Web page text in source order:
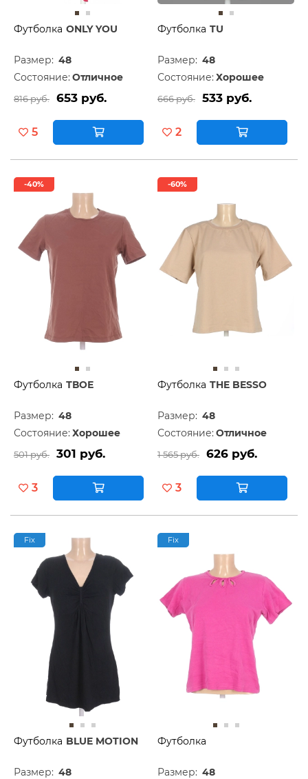
Футболка ONLY YOU
Размер: 48
Состояние: Отличное
816 руб. 653 руб.
5
Футболка TU
Размер: 48
Состояние: Хорошее
666 руб. 533 руб.
2
-40%
Футболка ТВОЕ
Размер: 48
Состояние: Хорошее
501 руб. 301 руб.
3
-60%
Футболка THE BESSO
Размер: 48
Состояние: Отличное
1 565 руб. 626 руб.
3
Fix
Футболка BLUE MOTION
Размер: 48
Fix
Футболка
Размер: 48